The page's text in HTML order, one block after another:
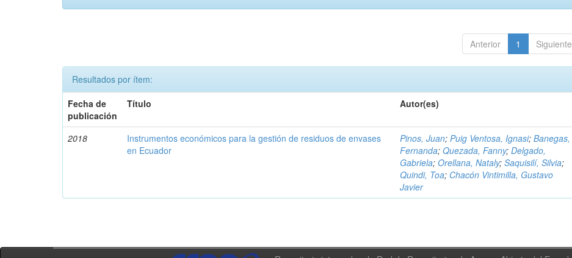
Anterior 1 Siguiente
Resultados por ítem:
Fecha de
publicación
Título Autor(es)
2018
Instrumentos económicos para la gestión de residuos de envases
en Ecuador
Pinos, Juan;Puig Ventosa, Ignasi;Banegas,
Fernanda;Quezada, Fanny;Delgado,
Gabriela;Orellana, Nataly;Saquisilí, Silvia;
Quindi, Toa; Chacón Vintimilla, Gustavo
Javier